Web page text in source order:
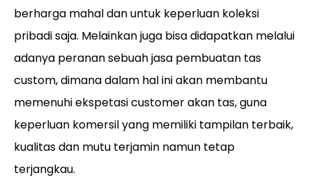
berharga mahal dan untuk keperluan koleksi
pribadi saja. Melainkan juga bisa didapatkan melalui
adanya peranan sebuah jasa pembuatan tas
custom, dimana dalam hal ini akan membantu
memenuhi ekspetasi customer akan tas, guna
keperluan komersil yang memiliki tampilan terbaik,
kualitas dan mutu terjamin namun tetap
terjangkau.